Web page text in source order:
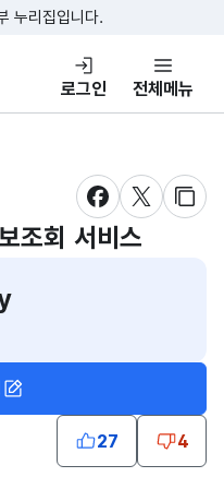
츠 바로가기
바로가기
누리집입니다.
터포털
로그인 전체메뉴
새창 열림새창 열림
새창
조회 서비스
27 4